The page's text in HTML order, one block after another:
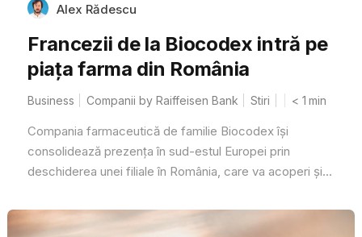
Alex Rădescu
Francezii de la Biocodex intră pe
piața farma din România
Business Companii by Raiffeisen Bank Stiri < 1 min
Compania farmaceutică de familie Biocodex își
consolidează prezența în sud-estul Europei prin
deschiderea unei filiale în România, care va acoperi și...